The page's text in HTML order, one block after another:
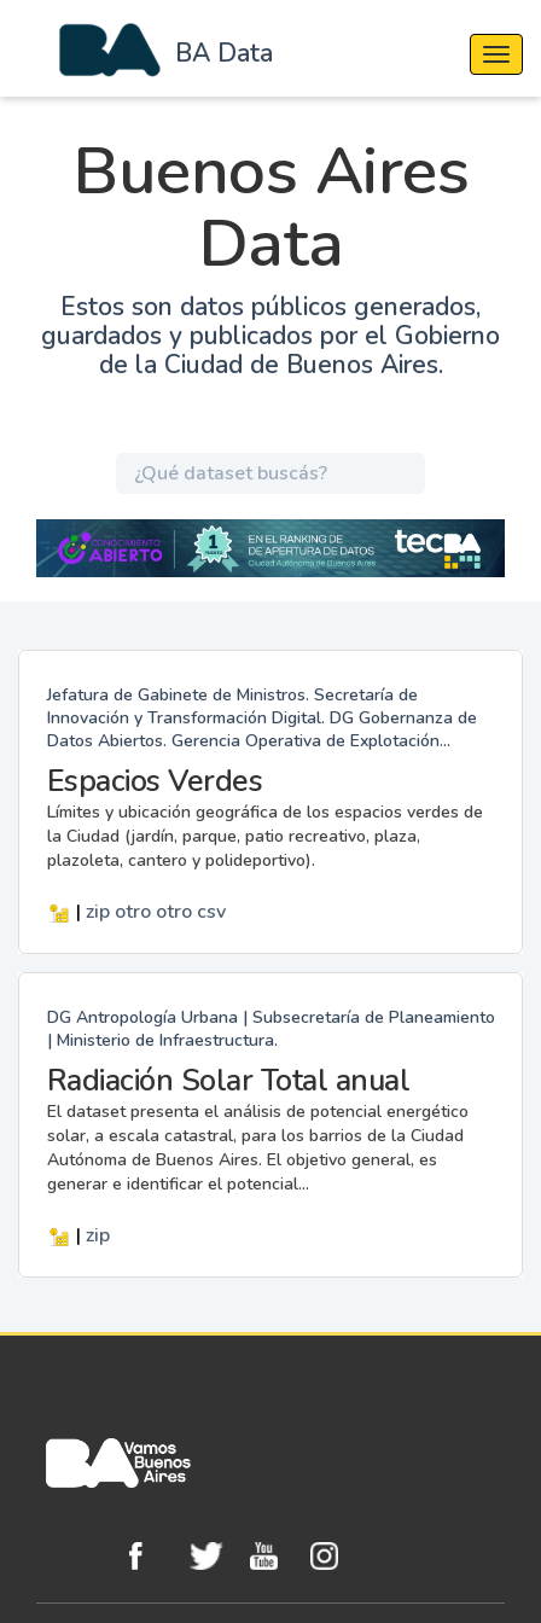
BA Data
Buenos Aires
Data
Estos son datos públicos generados,
guardados y publicados por el Gobierno
de la Ciudad de Buenos Aires.
Jefatura de Gabinete de Ministros. Secretaría de
Innovación y Transformación Digital. DG Gobernanza de
Datos Abiertos. Gerencia Operativa de Explotación...
Espacios Verdes
Límites y ubicación geográfica de los espacios verdes de
la Ciudad (jardín, parque, patio recreativo, plaza,
plazoleta, cantero y polideportivo).
| zip otro otro csv
DG Antropología Urbana | Subsecretaría de Planeamiento
| Ministerio de Infraestructura.
Radiación Solar Total anual
El dataset presenta el análisis de potencial energético
solar, a escala catastral, para los barrios de la Ciudad
Autónoma de Buenos Aires. El objetivo general, es
generar e identificar el potencial...
| zip